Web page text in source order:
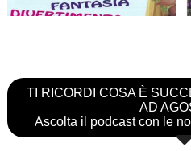
TI RICORDI COSA È
AD
Ascolta il podcast con le